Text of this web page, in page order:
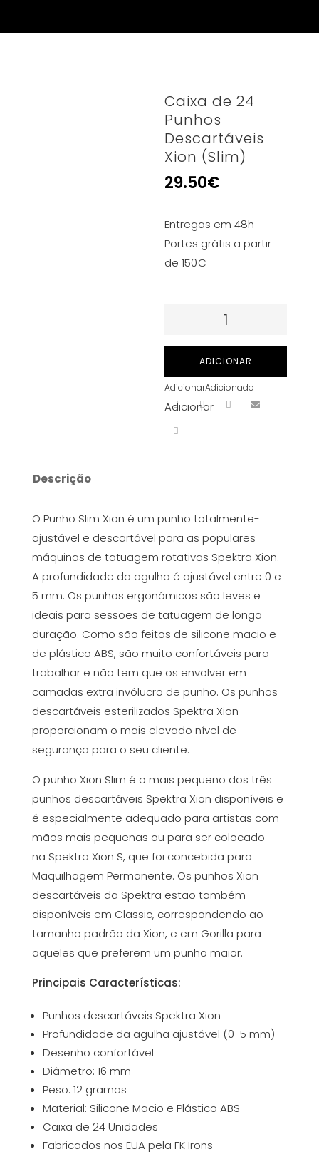
Caixa de 24
Punhos
Descartáveis
Xion (Slim)
29.50€
Entregas em 48h
Portes grátis a partir
de 150€
Quantidade
24
Punhos
Descartáveis
ADICIONAR
AdicionarAdicionado
Adicionar
Descrição
O Punho Slim Xion é um punho totalmente-
ajustável e descartável para as populares
máquinas de tatuagem rotativas Spektra Xion.
A profundidade da agulha é ajustável entre 0 e
5 mm. Os punhos ergonómicos são leves e
ideais para sessões de tatuagem de longa
duração. Como são feitos de silicone macio e
de plástico ABS, são muito confortáveis para
trabalhar e não tem que os envolver em
camadas extra invólucro de punho. Os punhos
descartáveis esterilizados Spektra Xion
proporcionam o mais elevado nível de
segurança para o seu cliente.
O punho Xion Slim é o mais pequeno dos três
punhos descartáveis Spektra Xion disponíveis e
é especialmente adequado para artistas com
mãos mais pequenas ou para ser colocado
na Spektra Xion S, que foi concebida para
Maquilhagem Permanente. Os punhos Xion
descartáveis da Spektra estão também
disponíveis em Classic, correspondendo ao
tamanho padrão da Xion, e em Gorilla para
aqueles que preferem um punho maior.
Principais Características:
Punhos descartáveis Spektra Xion
Profundidade da agulha ajustável (0-5 mm)
Desenho confortável
Diâmetro: 16 mm
Peso: 12 gramas
Material: Silicone Macio e Plástico ABS
Caixa de 24 Unidades
Fabricados nos EUA pela FK Irons